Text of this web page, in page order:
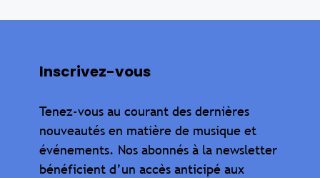
Inscrivez-vous
Tenez-vous au courant des dernières
nouveautés en matière de musique et
événements. Nos abonnés à la newsletter
bénéficient d’un accès anticipé aux